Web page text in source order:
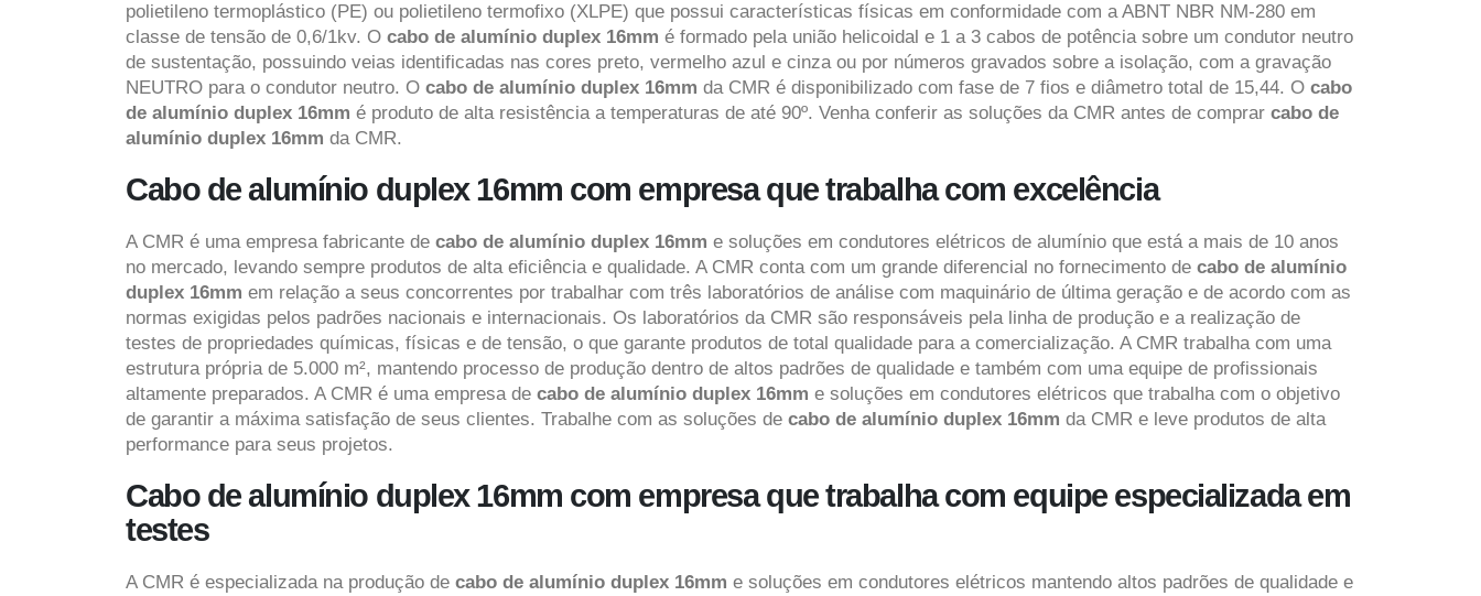
polietileno termoplástico (PE) ou polietileno termofixo (XLPE) que possui características físicas em conformidade com a ABNT NBR NM-280 em
classe de tensão de 0,6/1kv. O cabo de alumínio duplex 16mm é formado pela união helicoidal e 1 a 3 cabos de potência sobre um condutor neutro
de sustentação, possuindo veias identificadas nas cores preto, vermelho azul e cinza ou por números gravados sobre a isolação, com a gravação
NEUTRO para o condutor neutro. O cabo de alumínio duplex 16mm da CMR é disponibilizado com fase de 7 fios e diâmetro total de 15,44. O cabo
de alumínio duplex 16mm é produto de alta resistência a temperaturas de até 90º. Venha conferir as soluções da CMR antes de comprar cabo de
alumínio duplex 16mm da CMR.
Cabo de alumínio duplex 16mm com empresa que trabalha com excelência
A CMR é uma empresa fabricante de cabo de alumínio duplex 16mm e soluções em condutores elétricos de alumínio que está a mais de 10 anos
no mercado, levando sempre produtos de alta eficiência e qualidade. A CMR conta com um grande diferencial no fornecimento de cabo de alumínio
duplex 16mm em relação a seus concorrentes por trabalhar com três laboratórios de análise com maquinário de última geração e de acordo com as
normas exigidas pelos padrões nacionais e internacionais. Os laboratórios da CMR são responsáveis pela linha de produção e a realização de
testes de propriedades químicas, físicas e de tensão, o que garante produtos de total qualidade para a comercialização. A CMR trabalha com uma
estrutura própria de 5.000 m², mantendo processo de produção dentro de altos padrões de qualidade e também com uma equipe de profissionais
altamente preparados. A CMR é uma empresa de cabo de alumínio duplex 16mm e soluções em condutores elétricos que trabalha com o objetivo
de garantir a máxima satisfação de seus clientes. Trabalhe com as soluções de cabo de alumínio duplex 16mm da CMR e leve produtos de alta
performance para seus projetos.
Cabo de alumínio duplex 16mm com empresa que trabalha com equipe especializada em
testes
A CMR é especializada na produção de cabo de alumínio duplex 16mm e soluções em condutores elétricos mantendo altos padrões de qualidade e